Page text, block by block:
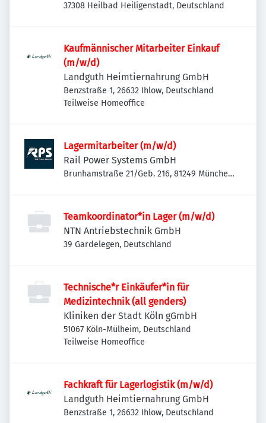
37308 Heilbad Heiligenstadt, Deutschland
Kaufmännischer Mitarbeiter Einkauf
(m/w/d)
Landguth Heimtiernahrung GmbH
Benzstraße 1, 26632 Ihlow, Deutschland
Teilweise Homeoffice
Lagermitarbeiter (m/w/d)
Rail Power Systems GmbH
Brunhamstraße 21/Geb. 216, 81249 München-
Teamkoordinator*in Lager (m/w/d)
NTN Antriebstechnik GmbH
39 Gardelegen, Deutschland
Technische*r Einkäufer*in für
Medizintechnik (all genders)
Kliniken der Stadt Köln gGmbH
51067 Köln-Mülheim, Deutschland
Teilweise Homeoffice
Fachkraft für Lagerlogistik (m/w/d)
Landguth Heimtiernahrung GmbH
Benzstraße 1, 26632 Ihlow, Deutschland